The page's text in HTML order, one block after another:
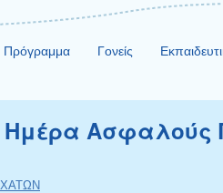
Πρόγραμμα Γονείς
Ημέρα Ασφαλούς